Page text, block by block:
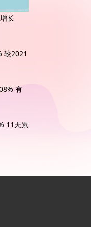
长
较2021
有
11天累